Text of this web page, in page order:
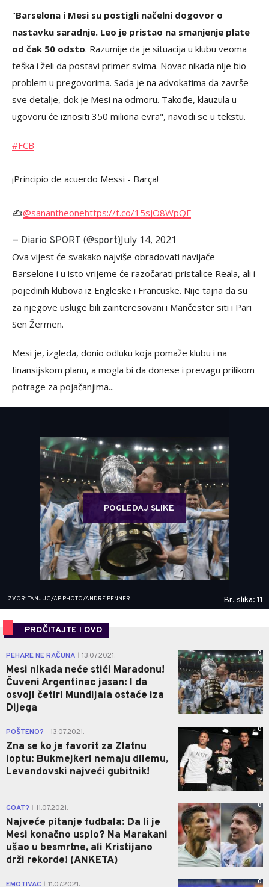
"Barselona i Mesi su postigli načelni dogovor o
nastavku saradnje. Leo je pristao na smanjenje plate
od čak 50 odsto. Razumije da je situacija u klubu veoma
teška i želi da postavi primer svima. Novac nikada nije bio
problem u pregovorima. Sada je na advokatima da završe
sve detalje, dok je Mesi na odmoru. Takođe, klauzula u
ugovoru će iznositi 350 miliona evra", navodi se u tekstu.
#FCB
¡Principio de acuerdo Messi - Barça!
✍️@sanantheonehttps://t.co/15sjO8WpQF
— Diario SPORT (@sport)July 14, 2021
Ova vijest će svakako najviše obradovati navijače
Barselone i u isto vrijeme će razočarati pristalice Reala, ali i
pojedinih klubova iz Engleske i Francuske. Nije tajna da su
za njegove usluge bili zainteresovani i Mančester siti i Pari
Sen Žermen.
Mesi je, izgleda, donio odluku koja pomaže klubu i na
finansijskom planu, a mogla bi da donese i prevagu prilikom
potrage za pojačanjima...
POGLEDAJ SLIKE
IZVOR: TANJUG/AP PHOTO/ANDRE PENNER Br. slika: 11
PROČITAJTE I OVO
PEHARE NE RAČUNA 13.07.2021.
Mesi nikada neće stići Maradonu!
Čuveni Argentinac jasan: I da
osvoji četiri Mundijala ostaće iza
Dijega
0
POŠTENO? 13.07.2021.
Zna se ko je favorit za Zlatnu
loptu: Bukmejkeri nemaju dilemu,
Levandovski najveći gubitnik!
0
GOAT? 11.07.2021.
Najveće pitanje fudbala: Da li je
Mesi konačno uspio? Na Marakani
ušao u besmrtne, ali Kristijano
drži rekorde! (ANKETA)
0
EMOTIVAC 11.07.2021. 0